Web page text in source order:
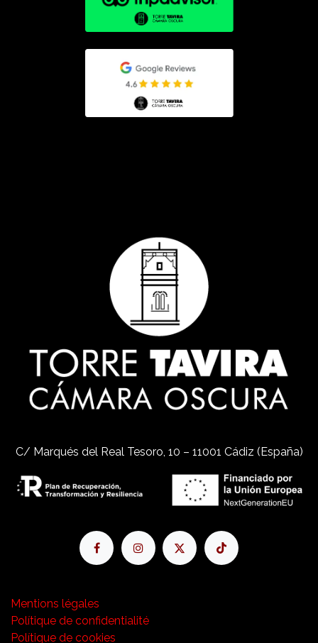
Mentions légales
Polítique de confidentialité
Polítique de cookies
C/ Marqués del Real Tesoro, 10 – 11001 Cádiz (España)